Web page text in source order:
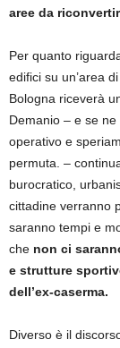
aree da
Per quanto
edifici su un’area
Bologna riceverà
Demanio – e se
operativo e
permuta. –
burocratico,
cittadine verranno
saranno tempi e
che non ci
e strutture
dell’ex-caserma.
Diverso è il